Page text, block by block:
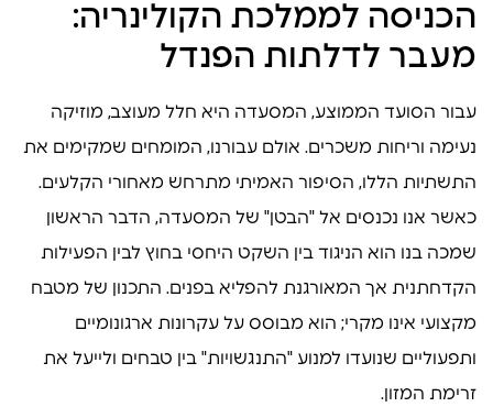
הכניסה לממלכת הקולינריה:
מעבר לדלתות הפנדל
עבור הסועד הממוצע, המסעדה היא חלל מעוצב, מוזיקה
נעימה וריחות משכרים. אולם עבורנו, המומחים שמקימים את
התשתיות הללו, הסיפור האמיתי מתרחש מאחורי הקלעים.
כאשר אנו נכנסים אל "הבטן" של המסעדה, הדבר הראשון
שמכה בנו הוא הניגוד בין השקט היחסי בחוץ לבין הפעילות
הקדחתנית אך המאורגנת להפליא בפנים. התכנון של מטבח
מקצועי אינו מקרי; הוא מבוסס על עקרונות ארגונומיים
ותפעוליים שנועדו למנוע "התנגשויות" בין טבחים ולייעל את
זרימת המזון.